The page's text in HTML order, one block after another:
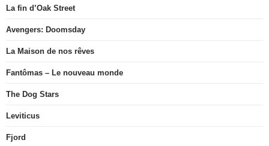
La fin d’Oak Street
Avengers: Doomsday
La Maison de nos rêves
Fantômas – Le nouveau monde
The Dog Stars
Leviticus
Fjord